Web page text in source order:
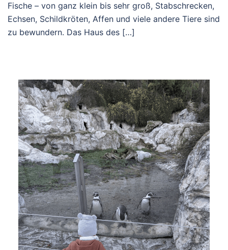
Fische – von ganz klein bis sehr groß, Stabschrecken,
Echsen, Schildkröten, Affen und viele andere Tiere sind
zu bewundern. Das Haus des […]